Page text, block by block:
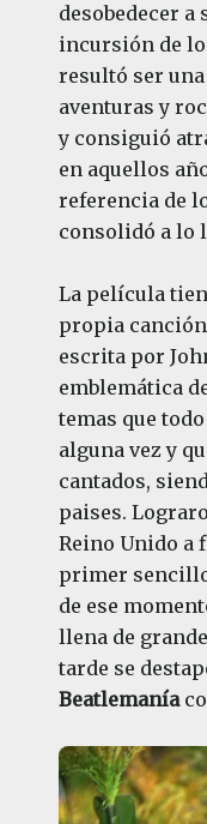
desobedecer a
incursión de
resultó ser
aventuras y
y consiguió
en aquellos
referencia de
consolidó a lo
La película
propia canción
escrita por
emblemática
temas que
alguna vez y
cantados,
paises.
Reino Unido a
primer
de ese
llena de
tarde se
Beatlemanía